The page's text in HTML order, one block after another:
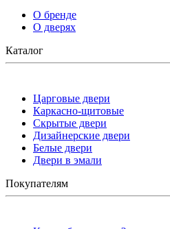
О бренде
О дверях
Каталог
Царговые двери
Каркасно-щитовые
Скрытые двери
Дизайнерские двери
Белые двери
Двери в эмали
Покупателям